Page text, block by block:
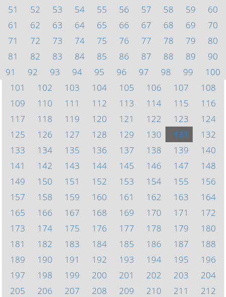
51
52 53 54 55 56 57 58 59
60
61
62 63 64 65 66 67 68 69
70
71
72 73 74 75 76 77 78 79
80
81
82 83 84 85 86 87 88 89
90
91
92 93 94 95 96 97 98 99
100
101
102 103 104 105 106 107
108
109
110 111 112 113 114 115
116
117
118 119 120 121 122 123
124
125
126 127 128 129 130 131
132
133
134 135 136 137 138 139
140
141
142 143 144 145 146 147
148
149
150 151 152 153 154 155
156
157
158 159 160 161 162 163
164
165
166 167 168 169 170 171
172
173
174 175 176 177 178 179
180
181
182 183 184 185 186 187
188
189
190 191 192 193 194 195
196
197
198 199 200 201 202 203
204
205
206 207 208 209 210 211
212